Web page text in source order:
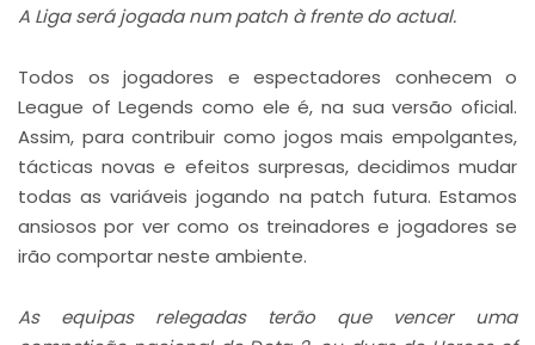
A Liga será jogada num patch à frente do actual.
Todos os jogadores e espectadores conhecem o
League of Legends como ele é, na sua versão oficial.
Assim, para contribuir como jogos mais empolgantes,
tácticas novas e efeitos surpresas, decidimos mudar
todas as variáveis jogando na patch futura. Estamos
ansiosos por ver como os treinadores e jogadores se
irão comportar neste ambiente.
As equipas relegadas terão que vencer uma